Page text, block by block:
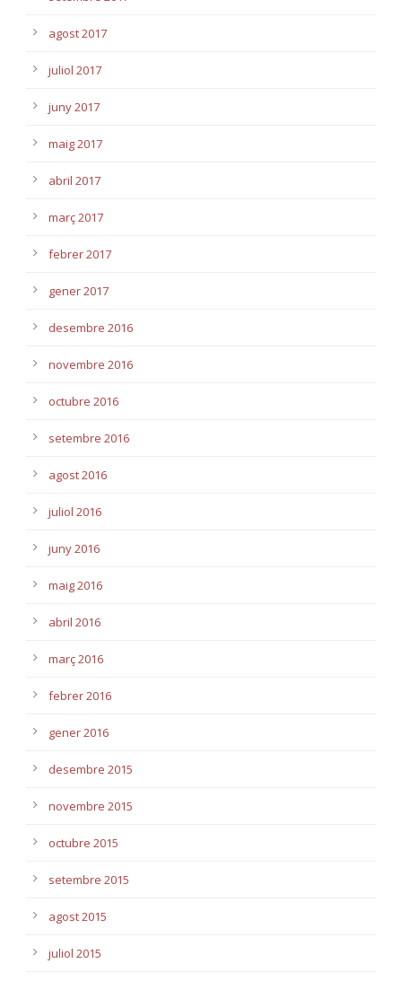
agost 2017
juliol 2017
juny 2017
maig 2017
abril 2017
març 2017
febrer 2017
gener 2017
desembre 2016
novembre 2016
octubre 2016
setembre 2016
agost 2016
juliol 2016
juny 2016
maig 2016
abril 2016
març 2016
febrer 2016
gener 2016
desembre 2015
novembre 2015
octubre 2015
setembre 2015
agost 2015
juliol 2015